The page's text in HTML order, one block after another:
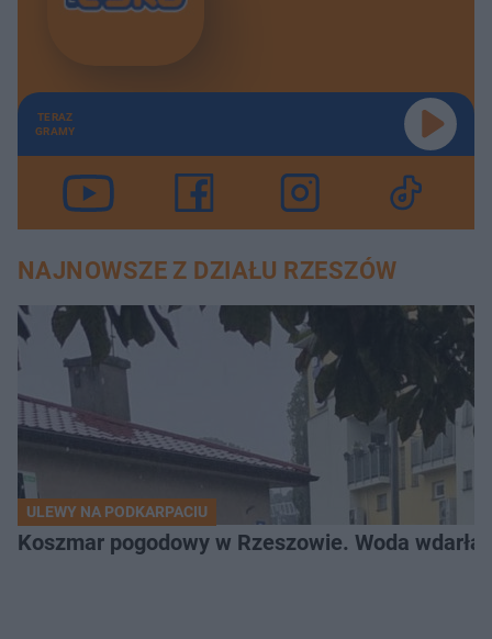
TERAZ
GRAMY
NAJNOWSZE Z DZIAŁU RZESZÓW
ULEWY NA PODKARPACIU
Koszmar pogodowy w Rzeszowie. Woda